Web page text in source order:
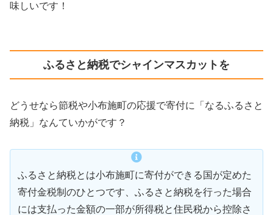
味しいです！
ふるさと納税でシャインマスカットを
どうせなら節税や小布施町の応援で寄付に「なるふるさと
納税」なんていかがです？
ふるさと納税とは小布施町に寄付ができる国が定めた
寄付金税制のひとつです、ふるさと納税を行った場合
には支払った金額の一部が所得税と住民税から控除さ